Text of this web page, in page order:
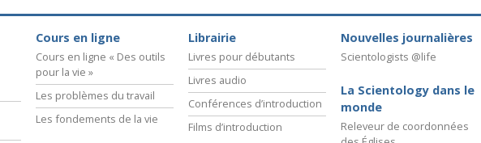
Cours en ligne
Cours en ligne « Des outils
pour la vie »
Les problèmes du travail
Les fondements de la vie
Librairie
Livres pour débutants
Livres audio
Conférences d’introduction
Films d’introduction
Nouvelles journalières
Scientologists @life
La Scientology dans le
monde
Releveur de coordonnées